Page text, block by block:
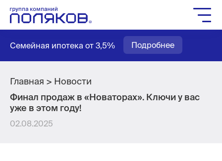
Семейная ипотека от 3,5% Подробнее
Группа компаний
Жилое строительство
Социальное строительство
Мастер-планирование
Квартиры
Главная
Новости
Финал продаж в «Новаторах». Ключи у вас
уже в этом году!
02.08.2025